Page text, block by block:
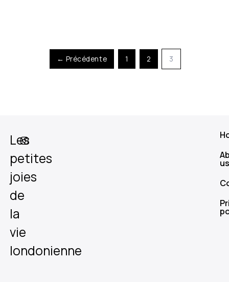
← Précédente 1 2 3
Les
petites
joies
de
la
vie
londonienne
us